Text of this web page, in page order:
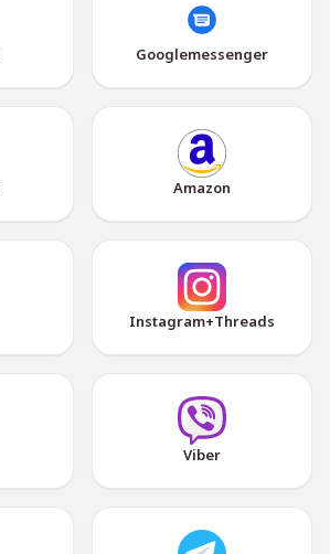
Googlemessenger
Amazon
Instagram+Threads
Viber